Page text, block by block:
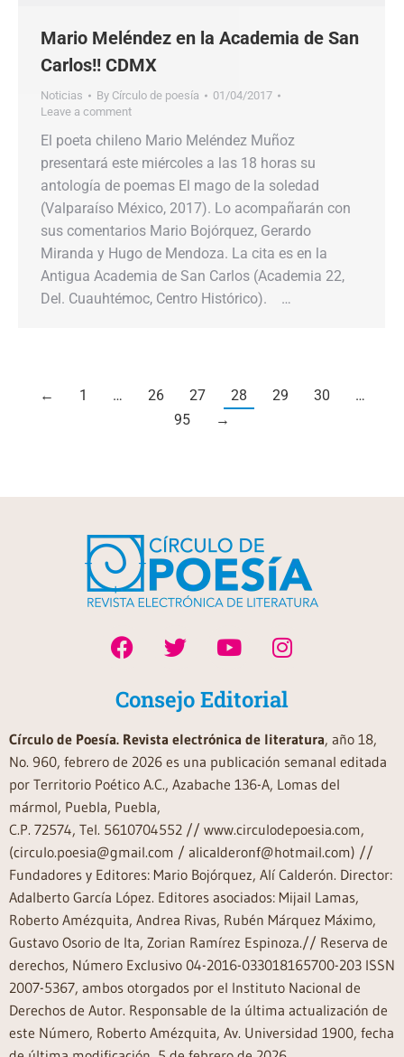
Mario Meléndez en la Academia de San
Carlos!! CDMX
Noticias By Círculo de poesía
01/04/2017
Leave a comment
El poeta chileno Mario Meléndez Muñoz
presentará este miércoles a las 18 horas su
antología de poemas El mago de la soledad
(Valparaíso México, 2017). Lo acompañarán con
sus comentarios Mario Bojórquez, Gerardo
Miranda y Hugo de Mendoza. La cita es en la
Antigua Academia de San Carlos (Academia 22,
Del. Cuauhtémoc, Centro Histórico). …
← 1 … 26 27 28 29 30
…
95
→
Consejo Editorial
Círculo de Poesía. Revista electrónica de literatura, año 18,
No. 960, febrero de 2026 es una publicación semanal editada
por Territorio Poético A.C., Azabache 136-A, Lomas del
mármol, Puebla, Puebla,
C.P. 72574, Tel. 5610704552 // www.circulodepoesia.com,
(circulo.poesia@gmail.com / alicalderonf@hotmail.com) //
Fundadores y Editores: Mario Bojórquez, Alí Calderón. Director:
Adalberto García López. Editores asociados: Mijail Lamas,
Roberto Amézquita, Andrea Rivas, Rubén Márquez Máximo,
Gustavo Osorio de Ita, Zorian Ramírez Espinoza.// Reserva de
derechos, Número Exclusivo 04-2016-033018165700-203 ISSN
2007-5367, ambos otorgados por el Instituto Nacional de
Derechos de Autor. Responsable de la última actualización de
este Número, Roberto Amézquita, Av. Universidad 1900, fecha